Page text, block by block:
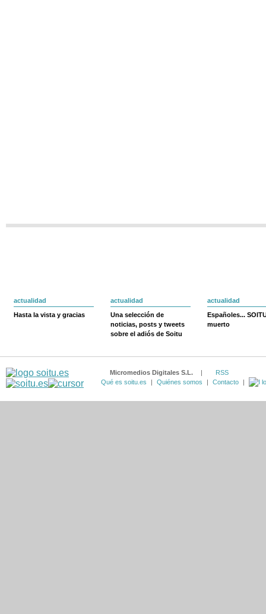
actualidad
Hasta la vista y gracias
actualidad
Una selección de
noticias, posts y tweets
sobre el adiós de Soitu
actualidad
Españoles...
muerto
Micromedios Digitales S.L. |
RSS
Qué es soitu.es
| Quiénes somos | Contacto |